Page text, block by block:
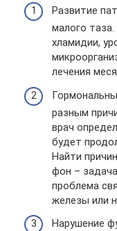
Развитие
малого
хламидии,
лечения
разным
врач
будет
Найти
фон –
проблема
железы или
Нарушение